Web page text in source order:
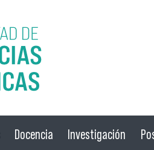
Docencia Investigación